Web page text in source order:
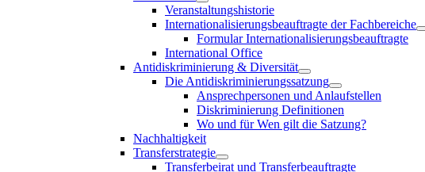
Veranstaltungshistorie
Internationalisierungsbeauftragte der Fachbereiche
Formular Internationalisierungsbeauftragte
International Office
Antidiskriminierung & Diversität
Die Antidiskriminierungssatzung
Ansprechpersonen und Anlaufstellen
Diskriminierung Definitionen
Wo und für Wen gilt die Satzung?
Nachhaltigkeit
Transferstrategie
Transferbeirat und Transferbeauftragte